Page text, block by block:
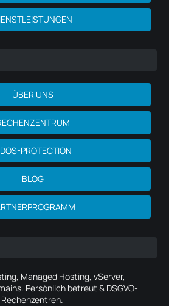
ÜBER UNS
PROTECTION
BLOG
Managed Hosting, vServer,
Persönlich betreut & DSGVO-